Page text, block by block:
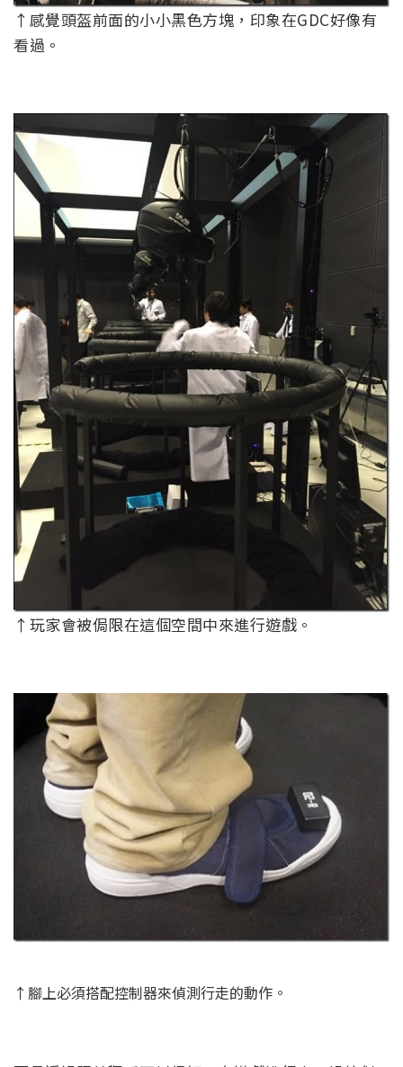
↑感覺頭盔前面的小小黑色方塊，印象在GDC好像有
看過。
↑玩家會被侷限在這個空間中來進行遊戲。
↑腳上必須搭配控制器來偵測行走的動作。